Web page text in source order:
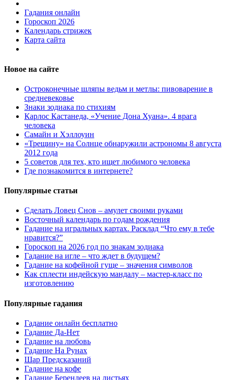
Гадания онлайн
Гороскоп 2026
Календарь стрижек
Карта сайта
Новое на сайте
Остроконечные шляпы ведьм и метлы: пивоварение в
средневековье
Знаки зодиака по стихиям
Карлос Кастанеда, «Учение Дона Хуана». 4 врага
человека
Самайн и Хэллоуин
«Трещину» на Солнце обнаружили астрономы 8 августа
2012 года
5 советов для тех, кто ищет любимого человека
Где познакомится в интернете?
Популярные статьи
Сделать Ловец Снов – амулет своими руками
Восточный календарь по годам рождения
Гадание на игральных картах. Расклад “Что ему в тебе
нравится?”
Гороскоп на 2026 год по знакам зодиака
Гадание на игле – что ждет в будущем?
Гадание на кофейной гуще – значения символов
Как сплести индейскую мандалу – мастер-класс по
изготовлению
Популярные гадания
Гадание онлайн бесплатно
Гадание Да-Нет
Гадание на любовь
Гадание На Рунах
Шар Предсказаний
Гадание на кофе
Гадание Берендеев на листьях